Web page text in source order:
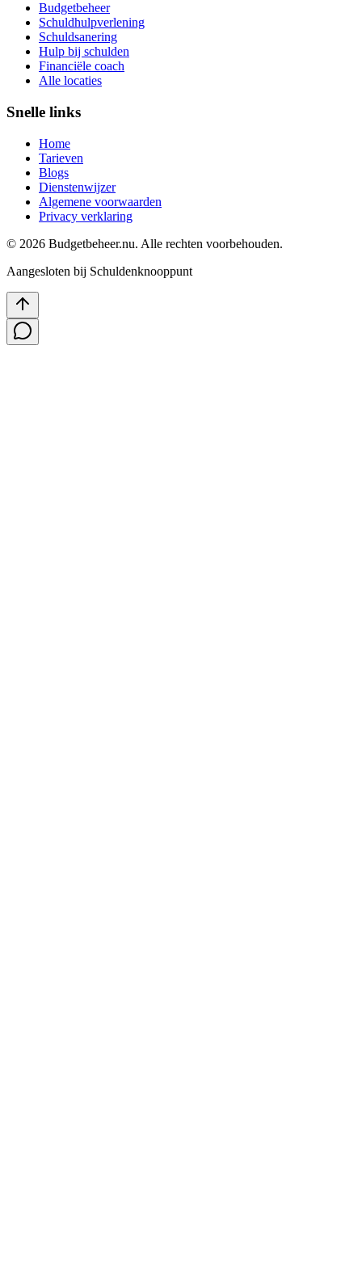
Budgetbeheer
Schuldhulpverlening
Schuldsanering
Hulp bij schulden
Financiële coach
Alle locaties
Snelle links
Home
Tarieven
Blogs
Dienstenwijzer
Algemene voorwaarden
Privacy verklaring
© 2026 Budgetbeheer.nu. Alle rechten voorbehouden.
Aangesloten bij Schuldenknooppunt